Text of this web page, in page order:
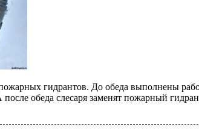
гидрантов. До обеда выполнены
обеда слесаря заменят пожарный